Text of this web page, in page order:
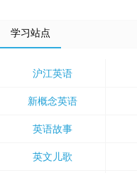
学习站点
沪江英语
新概念英语
英语故事
英文儿歌